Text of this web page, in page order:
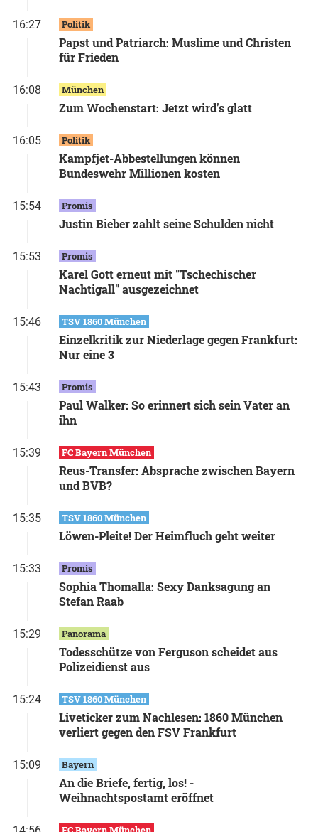
16:27 Politik
Papst und Patriarch: Muslime und Christen
für Frieden
16:08 München
Zum Wochenstart: Jetzt wird's glatt
16:05 Politik
Kampfjet-Abbestellungen können
Bundeswehr Millionen kosten
15:54 Promis
Justin Bieber zahlt seine Schulden nicht
15:53 Promis
Karel Gott erneut mit "Tschechischer
Nachtigall" ausgezeichnet
15:46 TSV 1860 München
Einzelkritik zur Niederlage gegen Frankfurt:
Nur eine 3
15:43 Promis
Paul Walker: So erinnert sich sein Vater an
ihn
15:39 FC Bayern München
Reus-Transfer: Absprache zwischen Bayern
und BVB?
15:35 TSV 1860 München
Löwen-Pleite! Der Heimfluch geht weiter
15:33 Promis
Sophia Thomalla: Sexy Danksagung an
Stefan Raab
15:29 Panorama
Todesschütze von Ferguson scheidet aus
Polizeidienst aus
15:24 TSV 1860 München
Liveticker zum Nachlesen: 1860 München
verliert gegen den FSV Frankfurt
15:09 Bayern
An die Briefe, fertig, los! -
Weihnachtspostamt eröffnet